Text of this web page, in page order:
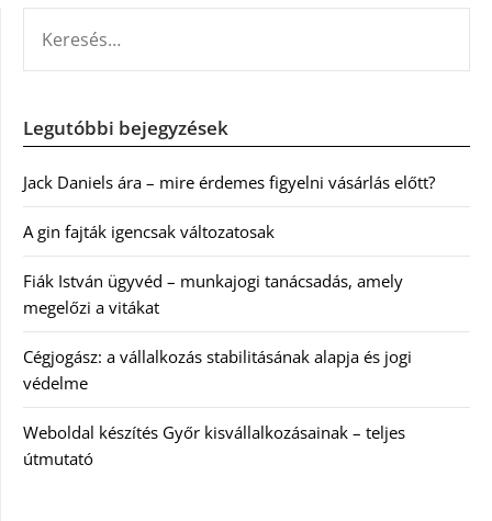
Legutóbbi bejegyzések
Jack Daniels ára – mire érdemes figyelni vásárlás előtt?
A gin fajták igencsak változatosak
Fiák István ügyvéd – munkajogi tanácsadás, amely
megelőzi a vitákat
Cégjogász: a vállalkozás stabilitásának alapja és jogi
védelme
Weboldal készítés Győr kisvállalkozásainak – teljes
útmutató